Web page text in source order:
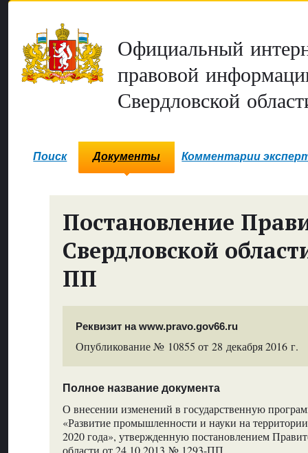
Официальный
правовой
Свердловской
Поиск Документы Комментарии
Постановление
Свердловской
ПП
Реквизит на www.pravo.gov66.ru
Опубликование № 10855 от 28 декабря 2016 г.
Полное название документа
О внесении изменений в государственную
«Развитие промышленности и науки на
2020 года», утвержденную постановлением
области от 24.10.2013 № 1293-ПП